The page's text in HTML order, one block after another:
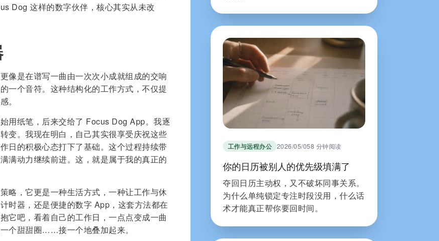
Dog 这样的数字伙伴，核心其实从未改
像是在谱写一曲由一次次小成就组成的交响
一个音符。这种结构化的工作方式，不仅提
。
用纸笔，后来交给了 Focus Dog App。我逐
变。我现在明白，自己其实很享受庆祝这些
日的积极心态打下了基础。这个过程持续带
满动力继续前进。这，就是属于我的真正的
略，它更是一种生活方式，一种让工作与休
时器，还是便捷的数字 App，这套方法都在
它吧，看着自己的工作日，一点点变成一曲
个甜甜圈……接一个地叠加起来。
工作与远程办公 2026/05/058 分钟阅读
你的日历被别人的优先级填满了
夺回日历主动权，又不破坏同事关系。
为什么单纯锁定专注时段没用，什么话
术才能真正帮你要回时间。